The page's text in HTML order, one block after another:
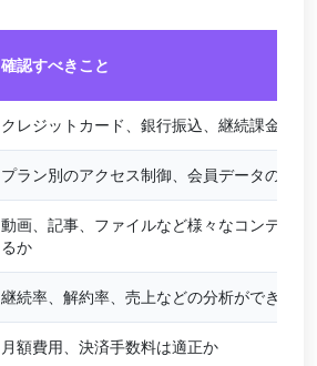
確認すべきこと
クレジットカード、銀行振込、継続課金に
プラン別のアクセス制御、会員データの管理
動画、記事、ファイルなど様々なコンテンツ
るか
継続率、解約率、売上などの分析ができるか
月額費用、決済手数料は適正か